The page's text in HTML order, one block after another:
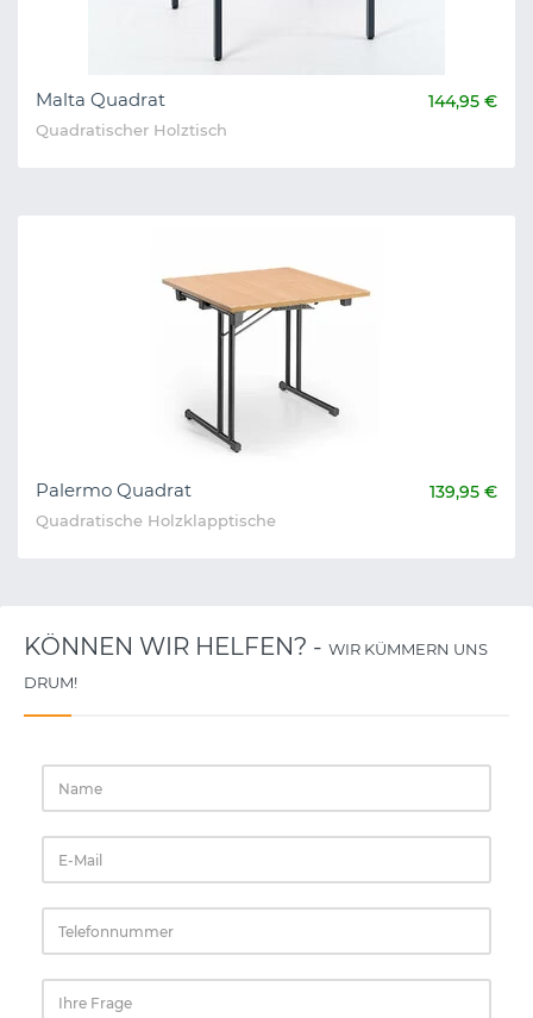
Malta Quadrat 144,95 €
Quadratischer Holztisch
Palermo Quadrat 139,95 €
Quadratische Holzklapptische
KÖNNEN WIR HELFEN? - WIR KÜMMERN UNS
DRUM!